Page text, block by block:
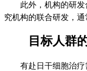
此外，机构的研
究机构的联合研发，通
目标人群
有赴日干细胞治